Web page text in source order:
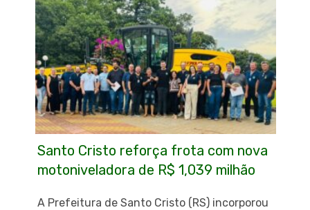
Santo Cristo reforça frota com nova
motoniveladora de R$ 1,039 milhão
A Prefeitura de Santo Cristo (RS) incorporou